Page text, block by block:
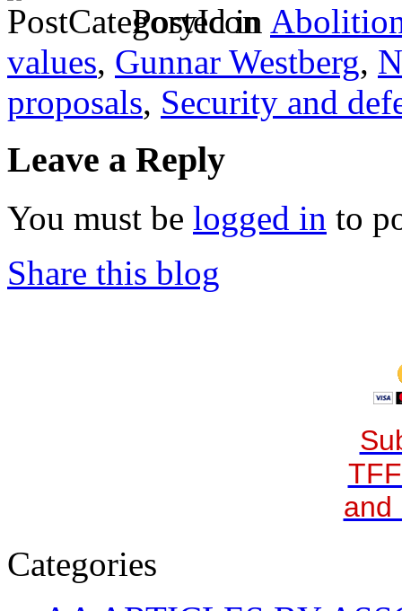
Posted in
values, Gunnar Westberg,
proposals, Security and
Leave a Reply
You must be logged in to
Share this blog
and
Categories